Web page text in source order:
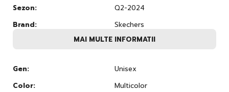
Sezon:
Q2-2024
Brand:
Skechers
MAI MULTE INFORMATII
Gen:
Unisex
Color:
Multicolor